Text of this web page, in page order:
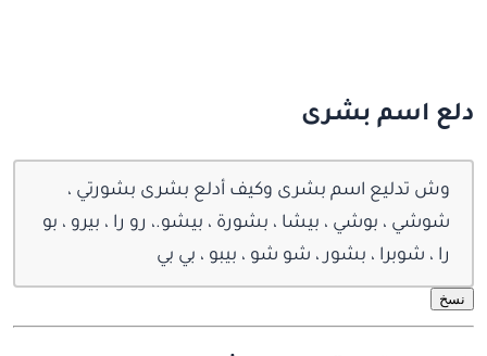
دلع اسم بشرى
وش تدليع اسم بشرى وكيف أدلع بشرى بشورتي ،
شوشي ، بوشي ، بيشا ، بشورة ، بيشو.، رو را ، بيرو ، بو
را ، شوبرا ، بشور ، شو شو ، بيبو ، بي بي
نسخ